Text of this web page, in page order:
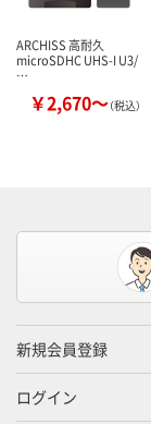
ARCHISS 高耐久
microSDHC UHS-I U3/
…
￥2,670～（税込）
新規会員登録
ログイン